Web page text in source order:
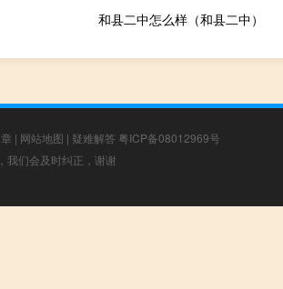
和县二中怎么样（和县二中）
| 网站地图 | 疑难解答 粤ICP备08012969号
我们会及时纠正，谢谢